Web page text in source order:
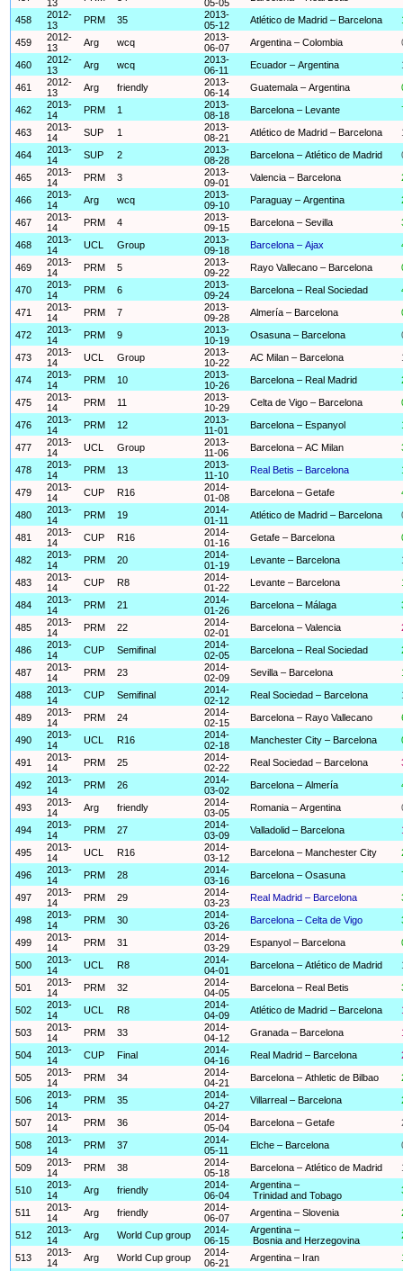
13
05-05
458
2012-
13
PRM 35
2013-
05-12
Atlético de Madrid – Barcelona
459
2012-
13
Arg wcq
2013-
06-07
Argentina – Colombia
460
2012-
13
Arg wcq
2013-
06-11
Ecuador – Argentina
461
2012-
13
Arg friendly
2013-
06-14
Guatemala – Argentina
462
2013-
14
PRM 1
2013-
08-18
Barcelona – Levante
463
2013-
14
SUP 1
2013-
08-21
Atlético de Madrid – Barcelona
464
2013-
14
SUP 2
2013-
08-28
Barcelona – Atlético de Madrid
465
2013-
14
PRM 3
2013-
09-01
Valencia – Barcelona
466
2013-
14
Arg wcq
2013-
09-10
Paraguay – Argentina
467
2013-
14
PRM 4
2013-
09-15
Barcelona – Sevilla
468
2013-
14
UCL Group
2013-
09-18
Barcelona – Ajax
469
2013-
14
PRM 5
2013-
09-22
Rayo Vallecano – Barcelona
470
2013-
14
PRM 6
2013-
09-24
Barcelona – Real Sociedad
471
2013-
14
PRM 7
2013-
09-28
Almería – Barcelona
472
2013-
14
PRM 9
2013-
10-19
Osasuna – Barcelona
473
2013-
14
UCL Group
2013-
10-22
AC Milan – Barcelona
474
2013-
14
PRM 10
2013-
10-26
Barcelona – Real Madrid
475
2013-
14
PRM 11
2013-
10-29
Celta de Vigo – Barcelona
476
2013-
14
PRM 12
2013-
11-01
Barcelona – Espanyol
477
2013-
14
UCL Group
2013-
11-06
Barcelona – AC Milan
478
2013-
14
PRM 13
2013-
11-10
Real Betis – Barcelona
479
2013-
14
CUP R16
2014-
01-08
Barcelona – Getafe
480
2013-
14
PRM 19
2014-
01-11
Atlético de Madrid – Barcelona
481
2013-
14
CUP R16
2014-
01-16
Getafe – Barcelona
482
2013-
14
PRM 20
2014-
01-19
Levante – Barcelona
483
2013-
14
CUP R8
2014-
01-22
Levante – Barcelona
484
2013-
14
PRM 21
2014-
01-26
Barcelona – Málaga
485
2013-
14
PRM 22
2014-
02-01
Barcelona – Valencia
486
2013-
14
CUP Semifinal
2014-
02-05
Barcelona – Real Sociedad
487
2013-
14
PRM 23
2014-
02-09
Sevilla – Barcelona
488
2013-
14
CUP Semifinal
2014-
02-12
Real Sociedad – Barcelona
489
2013-
14
PRM 24
2014-
02-15
Barcelona – Rayo Vallecano
490
2013-
14
UCL R16
2014-
02-18
Manchester City – Barcelona
491
2013-
14
PRM 25
2014-
02-22
Real Sociedad – Barcelona
492
2013-
14
PRM 26
2014-
03-02
Barcelona – Almería
493
2013-
14
Arg friendly
2014-
03-05
Romania – Argentina
494
2013-
14
PRM 27
2014-
03-09
Valladolid – Barcelona
495
2013-
14
UCL R16
2014-
03-12
Barcelona – Manchester City
496
2013-
14
PRM 28
2014-
03-16
Barcelona – Osasuna
497
2013-
14
PRM 29
2014-
03-23
Real Madrid – Barcelona
498
2013-
14
PRM 30
2014-
03-26
Barcelona – Celta de Vigo
499
2013-
14
PRM 31
2014-
03-29
Espanyol – Barcelona
500
2013-
14
UCL R8
2014-
04-01
Barcelona – Atlético de Madrid
501
2013-
14
PRM 32
2014-
04-05
Barcelona – Real Betis
502
2013-
14
UCL R8
2014-
04-09
Atlético de Madrid – Barcelona
503
2013-
14
PRM 33
2014-
04-12
Granada – Barcelona
504
2013-
14
CUP Final
2014-
04-16
Real Madrid – Barcelona
505
2013-
14
PRM 34
2014-
04-21
Barcelona – Athletic de Bilbao
506
2013-
14
PRM 35
2014-
04-27
Villarreal – Barcelona
507
2013-
14
PRM 36
2014-
05-04
Barcelona – Getafe
508
2013-
14
PRM 37
2014-
05-11
Elche – Barcelona
509
2013-
14
PRM 38
2014-
05-18
Barcelona – Atlético de Madrid
510
2013-
14
Arg friendly
2014-
06-04
Argentina –
Trinidad and Tobago
511
2013-
14
Arg friendly
2014-
06-07
Argentina – Slovenia
512
2013-
14
Arg World Cup group
2014-
06-15
Argentina –
Bosnia and Herzegovina
513
2013-
14
Arg World Cup group
2014-
06-21
Argentina – Iran